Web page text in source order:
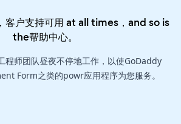
户支持可用 at all times，and so is
the帮助中心。
程师团队昼夜不停地工作，以使GoDaddy
Form之类的powr应用程序为您服务。